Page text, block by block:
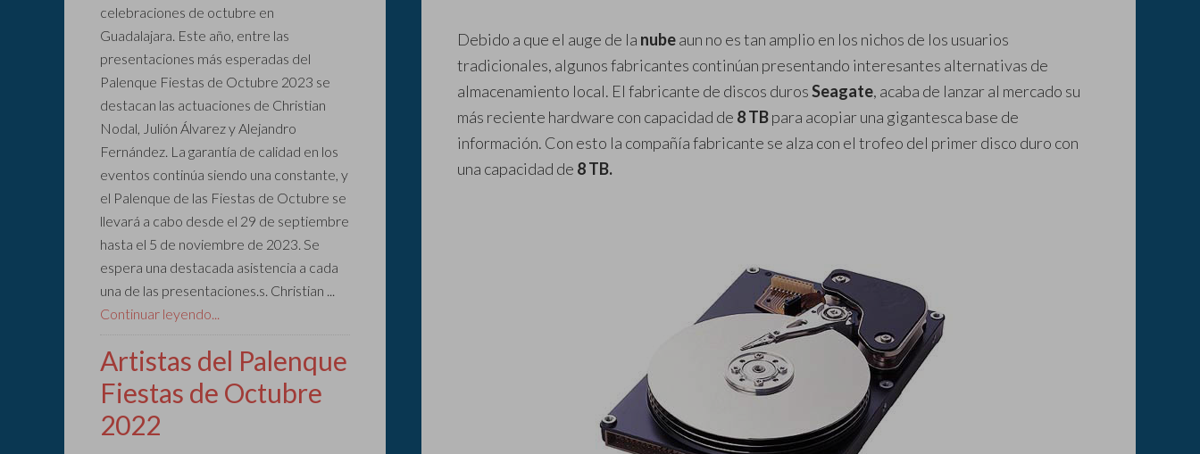
Debido a que el auge de la nubeaun no es tan amplio en los nichos de los usuarios
tradicionales, algunos fabricantes continúan presentando interesantes alternativas de
almacenamiento local. El fabricante de discos durosSeagate, acaba de lanzar al mercado su
más reciente hardware con capacidad de 8 TBpara acopiar una gigantesca base de
información. Con esto la compañía fabricante se alza con el trofeo del primer disco duro con
una capacidad de 8 TB.
celebraciones de octubre en
Guadalajara. Este año, entre las
presentaciones más esperadas del
Palenque Fiestas de Octubre 2023 se
destacan las actuaciones de Christian
Nodal, Julión Álvarez y Alejandro
Fernández. La garantía de calidad en los
eventos continúa siendo una constante, y
el Palenque de las Fiestas de Octubre se
llevará a cabo desde el 29 de septiembre
hasta el 5 de noviembre de 2023. Se
espera una destacada asistencia a cada
una de las presentaciones.s. Christian ...
Continuar leyendo...
Artistas del Palenque
Fiestas de Octubre
2022